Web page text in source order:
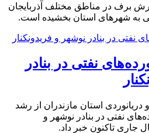
برف در مناطق مختلف آذربایجان
به شهرهای استان بخشیده است.
نفتی در بنادر
دریانوردی استان مازندران از رشد
نفتی در بنادر نوشهر و
جاری تاکنون خبر داد.